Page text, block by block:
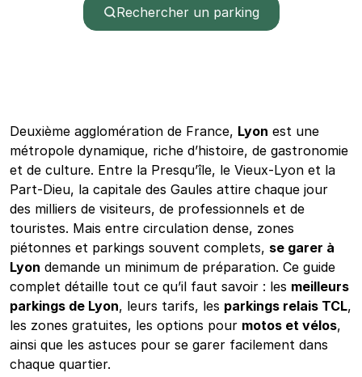
Rechercher un parking
Deuxième agglomération de France, Lyon est une
métropole dynamique, riche d’histoire, de gastronomie
et de culture. Entre la Presqu’île, le Vieux-Lyon et la
Part-Dieu, la capitale des Gaules attire chaque jour
des milliers de visiteurs, de professionnels et de
touristes. Mais entre circulation dense, zones
piétonnes et parkings souvent complets, se garer à
Lyon demande un minimum de préparation. Ce guide
complet détaille tout ce qu’il faut savoir : les meilleurs
parkings de Lyon, leurs tarifs, les parkings relais TCL,
les zones gratuites, les options pour motos et vélos,
ainsi que les astuces pour se garer facilement dans
chaque quartier.